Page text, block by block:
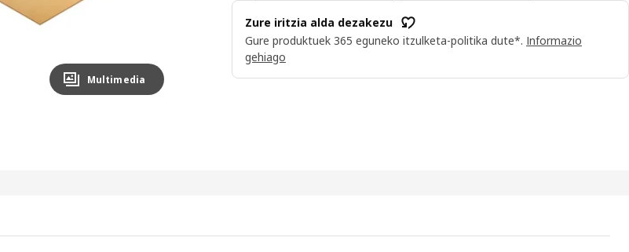
Multimedia
Zure iritzia alda dezakezu
Gure produktuek 365 eguneko itzulketa-politika dute*. Informazio
gehiago